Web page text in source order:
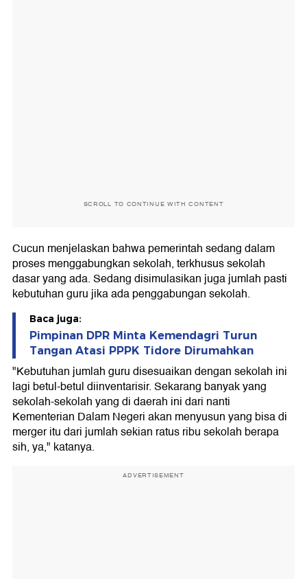
SCROLL TO CONTINUE WITH CONTENT
Cucun menjelaskan bahwa pemerintah sedang dalam
proses menggabungkan sekolah, terkhusus sekolah
dasar yang ada. Sedang disimulasikan juga jumlah pasti
kebutuhan guru jika ada penggabungan sekolah.
Baca juga:
Pimpinan DPR Minta Kemendagri Turun
Tangan Atasi PPPK Tidore Dirumahkan
"Kebutuhan jumlah guru disesuaikan dengan sekolah ini
lagi betul-betul diinventarisir. Sekarang banyak yang
sekolah-sekolah yang di daerah ini dari nanti
Kementerian Dalam Negeri akan menyusun yang bisa di
merger itu dari jumlah sekian ratus ribu sekolah berapa
sih, ya," katanya.
ADVERTISEMENT